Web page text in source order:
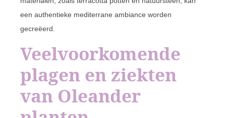
een authentieke mediterrane ambiance worden
gecreëerd.
Veelvoorkomende
plagen en ziekten
van Oleander